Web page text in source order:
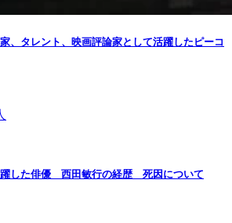
、タレント、映画評論家として活躍したピーコ
躍した俳優 西田敏行の経歴 死因について